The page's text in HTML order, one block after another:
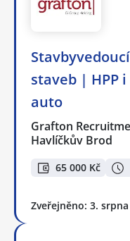
staveb | HPP
auto
Grafton
Havlíčkův Brod
65 000 Kč
Zveřejněno: 3. srpna